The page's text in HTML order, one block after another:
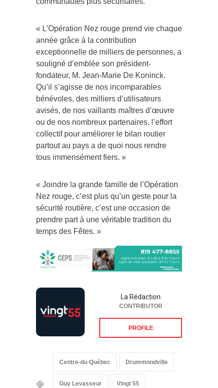
« L’Opération Nez rouge prend vie chaque
année grâce à la contribution
exceptionnelle de milliers de personnes, a
souligné d’emblée son président-
fondateur, M. Jean-Marie De Koninck.
Qu’il s’agisse de nos incomparables
bénévoles, des milliers d’utilisateurs
avisés, de nos vaillants maîtres d’œuvre
ou de nos nombreux partenaires, l’effort
collectif pour améliorer le bilan routier
partout au pays a de quoi nous rendre
tous immensément fiers. »
« Joindre la grande famille de l’Opération
Nez rouge, c’est plus qu’un geste pour la
sécurité routière, c’est une occasion de
prendre part à une véritable tradition du
temps des Fêtes. »
La Rédaction
CONTRIBUTOR
PROFILE
Centre-du-Québec Drummondville
Guy Levasseur Vingt 55